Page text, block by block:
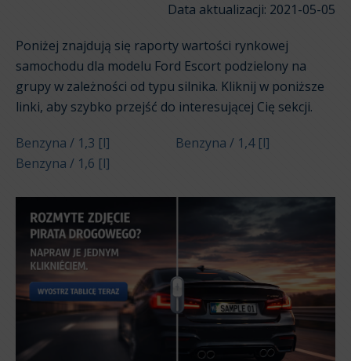
Data aktualizacji: 2021-05-05
Poniżej znajdują się raporty wartości rynkowej
samochodu dla modelu Ford Escort podzielony na
grupy w zależności od typu silnika. Kliknij w poniższe
linki, aby szybko przejść do interesującej Cię sekcji.
Benzyna / 1,3 [l]
Benzyna / 1,4 [l]
Benzyna / 1,6 [l]